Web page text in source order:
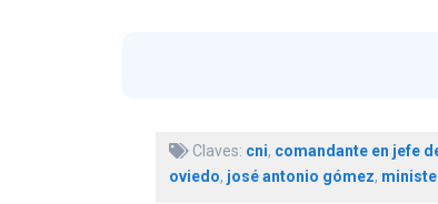
Claves: cni, comandante en jefe
oviedo, josé antonio gómez,